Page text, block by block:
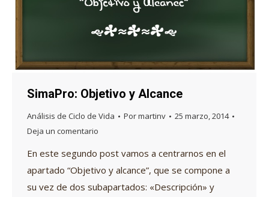
SimaPro: Objetivo y Alcance
Análisis de Ciclo de Vida Pormartinv
25 marzo, 2014
Deja un comentario
En este segundo post vamos a centrarnos en el
apartado “Objetivo y alcance”, que se compone a
su vez de dos subapartados: «Descripción» y